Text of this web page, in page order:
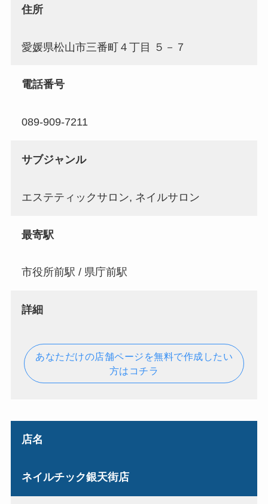
住所
愛媛県松山市三番町４丁目 ５－７
電話番号
089-909-7211
サブジャンル
エステティックサロン, ネイルサロン
最寄駅
市役所前駅 / 県庁前駅
詳細
あなただけの店舗ページを無料で作成したい
方はコチラ
店名
ネイルチック銀天街店